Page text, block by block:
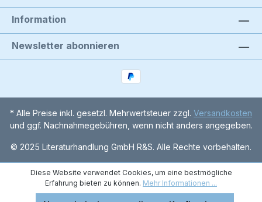
Information
Newsletter abonnieren
* Alle Preise inkl. gesetzl. Mehrwertsteuer zzgl. Versandkosten
und ggf. Nachnahmegebühren, wenn nicht anders angegeben.
© 2025 Literaturhandlung GmbH R&S. Alle Rechte vorbehalten.
Diese Website verwendet Cookies, um eine bestmögliche
Erfahrung bieten zu können. Mehr Informationen ...